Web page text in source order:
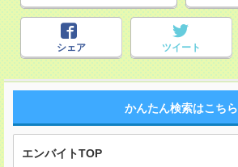
シェア ツイート
かんたん検索はこちら
エンバイトTOP